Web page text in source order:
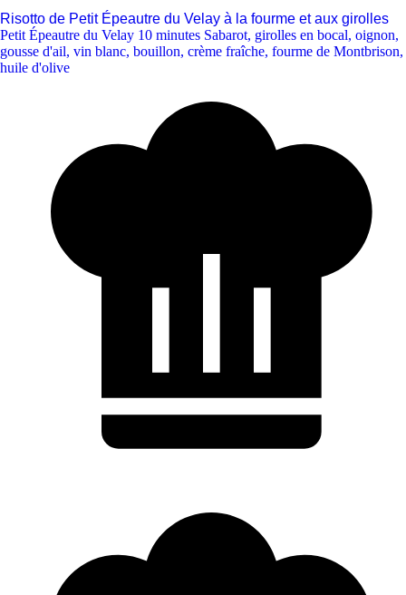
Risotto de Petit Épeautre du Velay à la fourme et aux girolles
Petit Épeautre du Velay 10 minutes Sabarot, girolles en bocal, oignon,
gousse d'ail, vin blanc, bouillon, crème fraîche, fourme de Montbrison,
huile d'olive